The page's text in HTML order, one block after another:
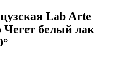
Lab Arte
белый лак